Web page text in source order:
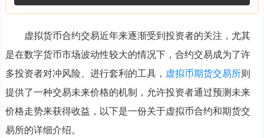
虚拟货币合约交易近年来逐渐受到投资者的关注，尤其
是在数字货币市场波动性较大的情况下，合约交易成为了许
多投资者对冲风险、进行套利的工具， 虚拟币期货交易所则
提供了一种交易未来价格的机制，允许投资者通过预测未来
价格走势来获得收益，以下是一份关于虚拟币合约和期货交
易所的详细介绍。